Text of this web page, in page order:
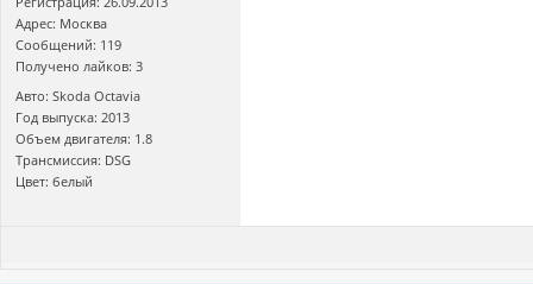
Адрес: Москва
Сообщений: 119
Получено лайков: 3
Авто: Skoda Octavia
Год выпуска: 2013
Объем двигателя: 1.8
Трансмиссия: DSG
Цвет: белый